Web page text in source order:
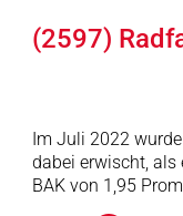
(2597)
Im Juli 2022
dabei erwischt, als
BAK von 1,95